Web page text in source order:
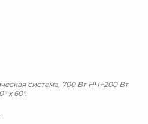
система, 700 Вт НЧ+200 Вт
x 60°.